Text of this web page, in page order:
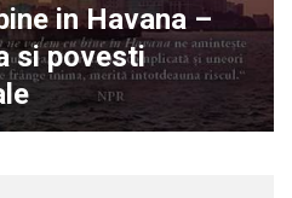
in Havana –
si povesti